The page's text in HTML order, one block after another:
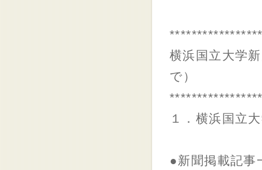
横浜国立大学
で）
１．横浜国立
●新聞掲載記